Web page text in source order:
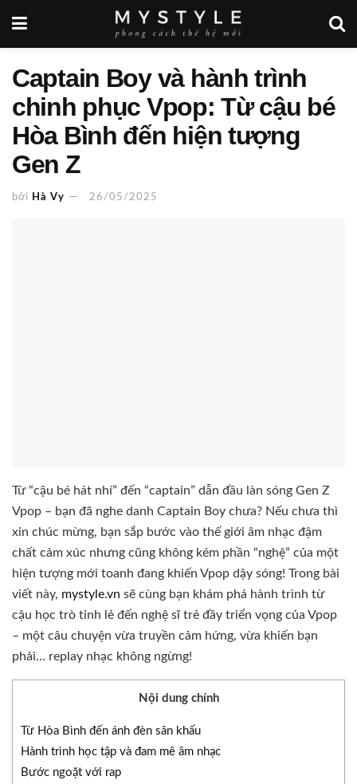
Captain Boy và hành trình
chinh phục Vpop: Từ cậu bé
Hòa Bình đến hiện tượng
Gen Z
bởi Hà Vy 26/05/2025
Từ “cậu bé hát nhí” đến “captain” dẫn đầu làn sóng Gen Z
Vpop – bạn đã nghe danh Captain Boy chưa? Nếu chưa thì
xin chúc mừng, bạn sắp bước vào thế giới âm nhạc đậm
chất cảm xúc nhưng cũng không kém phần “nghệ” của một
hiện tượng mới toanh đang khiến Vpop dậy sóng! Trong bài
viết này, mystyle.vn sẽ cùng bạn khám phá hành trình từ
cậu học trò tỉnh lẻ đến nghệ sĩ trẻ đầy triển vọng của Vpop
– một câu chuyện vừa truyền cảm hứng, vừa khiến bạn
phải… replay nhạc không ngừng!
Nội dung chính
Từ Hòa Bình đến ánh đèn sân khấu
Hành trình học tập và đam mê âm nhạc
Bước ngoặt với rap